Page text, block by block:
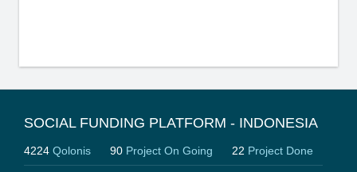
SOCIAL FUNDING PLATFORM - INDONESIA
4224 Qolonis 90 Project On Going 22 Project Done